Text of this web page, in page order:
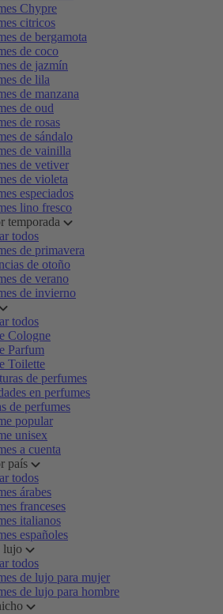
Chypre
citricos
de bergamota
de coco
de jazmín
de lila
de manzana
de oud
de rosas
de sándalo
de vainilla
de vetiver
de violeta
especiados
lino fresco
temporada
todos
de primavera
de otoño
de verano
de invierno
todos
Cologne
Parfum
Toilette
de perfumes
en perfumes
de perfumes
popular
unisex
a cuenta
país
todos
árabes
franceses
italianos
españoles
lujo
todos
de lujo para mujer
de lujo para hombre